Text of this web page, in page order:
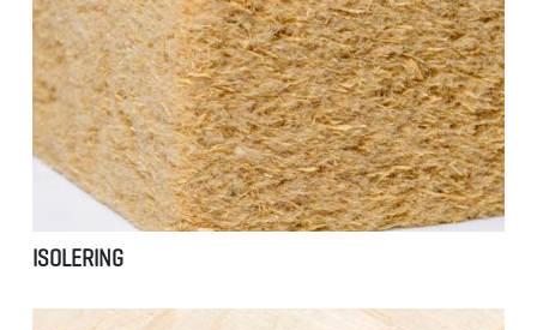
ISOLERING